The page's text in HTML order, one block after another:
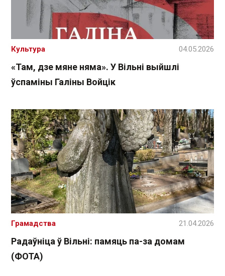
«Там, дзе мяне няма». У Вільні выйшлі
ўспаміны Галіны Войцік
Культура 04.05.2026
Радаўніца ў Вільні: памяць па-за домам
(ФОТА)
Грамадства 21.04.2026